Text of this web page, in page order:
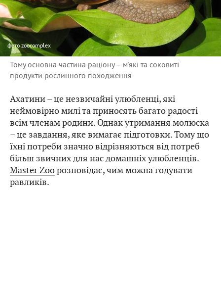
фотоzoocomplex
Тому основна частина раціону – м'які та соковиті
продукти рослинного походження
Ахатини – це незвичайні улюбленці, які
неймовірно милі та приносять багато радості
всім членам родини. Однак утримання молюска
– це завдання, яке вимагає підготовки. Тому що
їхні потреби значно відрізняються від потреб
більш звичних для нас домашніх улюбленців.
Master Zooрозповідає, чим можна годувати
равликів.